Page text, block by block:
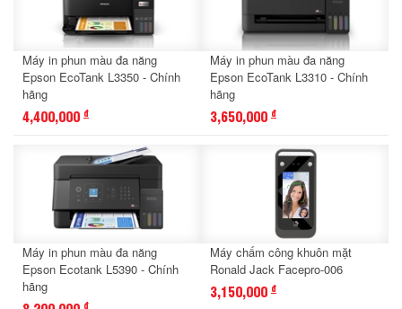
Máy in phun màu đa năng
Epson EcoTank L3350 - Chính
hãng
4,400,000 đ
Máy in phun màu đa năng
Epson EcoTank L3310 - Chính
hãng
3,650,000 đ
Máy in phun màu đa năng
Epson Ecotank L5390 - Chính
hãng
đ
Máy chấm công khuôn mặt
Ronald Jack Facepro-006
3,150,000 đ